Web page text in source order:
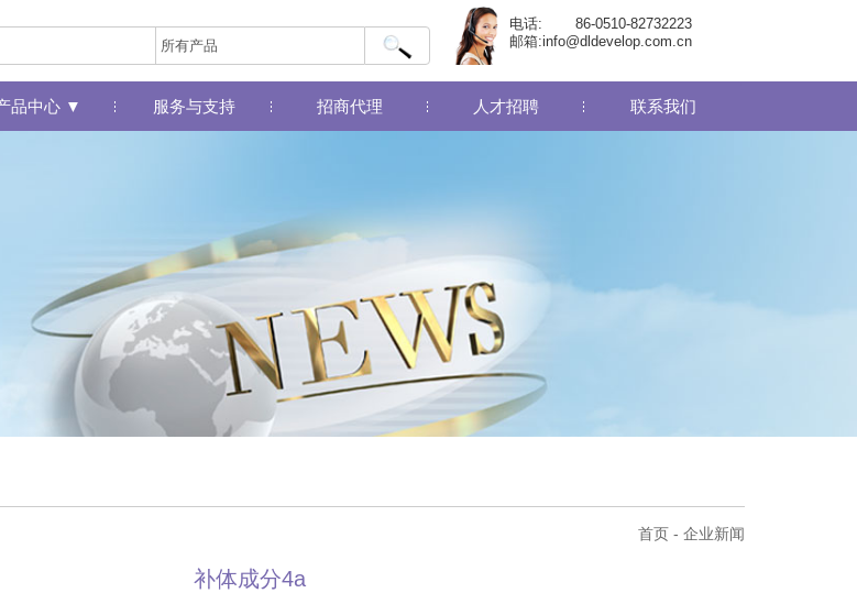
电话:
86-0510-82732223
邮箱:info@dldevelop.com.cn
品中心 ▼ 服务与支持 招商代理 人才招聘 联系我们
首页 - 企业新闻
补体成分4a